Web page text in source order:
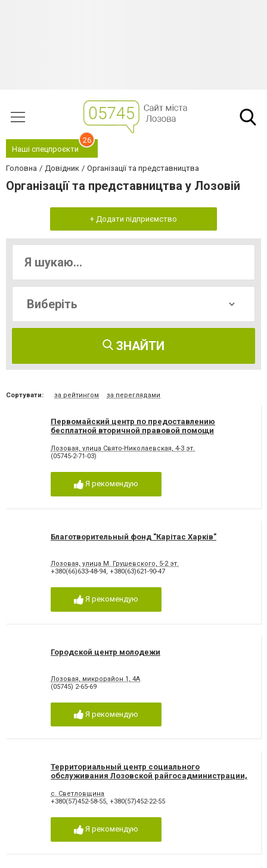
Наші спецпроєкти
26
Головна Довідник Організації та представництва
Організації та представництва у Лозовій
+ Додати підприємство
ЗНАЙТИ
Сортувати: за рейтингом за переглядами
Первомайский центр по предоставлению
бесплатной вторичной правовой помощи
Лозовая, улица Свято-Николаевская, 4-3 эт.
(05745-2-71-03)
Я рекомендую
Благотворительный фонд "Карітас Харків"
Лозовая, улица М. Грушевского, 5-2 эт.
+380(66)633-48-94, +380(63)621-90-47
Я рекомендую
Городской центр молодежи
Лозовая, микрорайон 1, 4А
(05745) 2-65-69
Я рекомендую
Территориальный центр социального
обслуживания Лозовской райгосадминистрации,
с. Светловщина
+380(57)452-58-55, +380(57)452-22-55
Я рекомендую